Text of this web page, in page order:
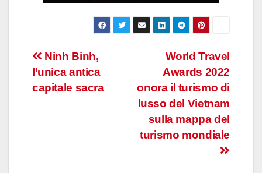
Post
navigation
World Travel
Awards 2022
onora il turismo di
lusso del Vietnam
sulla mappa del
turismo mondiale
Ninh Binh,
l’unica antica
capitale sacra